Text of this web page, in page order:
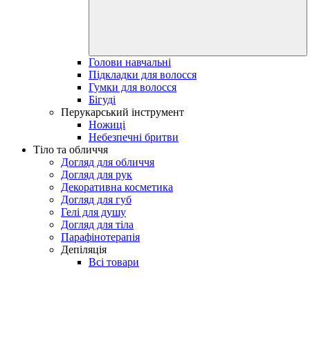
Голови навчальні
Підкладки для волосся
Гумки для волосся
Бігуді
Перукарський інструмент
Ножиці
Небезпечні бритви
Тіло та обличчя
Догляд для обличчя
Догляд для рук
Декоративна косметика
Догляд для губ
Гелі для душу
Догляд для тіла
Парафінотерапія
Депіляція
Всі товари